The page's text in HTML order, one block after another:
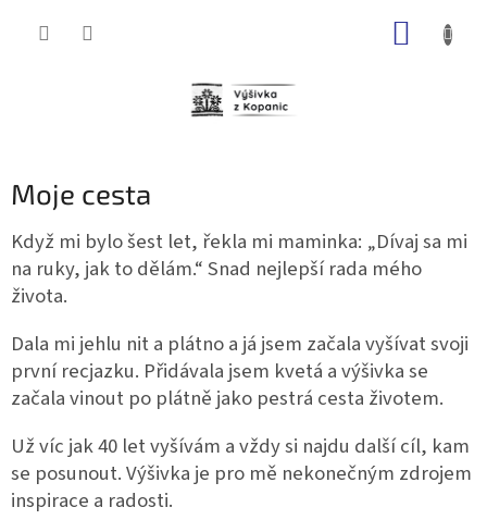
Moje cesta
Když mi bylo šest let, řekla mi maminka: „Dívaj sa mi
na ruky, jak to dělám.“ Snad nejlepší rada mého
života.
Dala mi jehlu nit a plátno a já jsem začala vyšívat svoji
první recjazku. Přidávala jsem kvetá a výšivka se
začala vinout po plátně jako pestrá cesta životem.
Už víc jak 40 let vyšívám a vždy si najdu další cíl, kam
se posunout. Výšivka je pro mě nekonečným zdrojem
inspirace a radosti.